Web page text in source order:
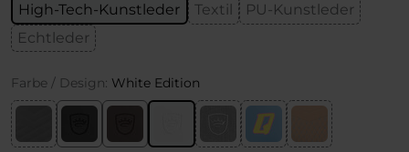
High-Tech-Kunstleder Textil
PU-Kunstleder
Echtleder
Farbe / Design: White Edition